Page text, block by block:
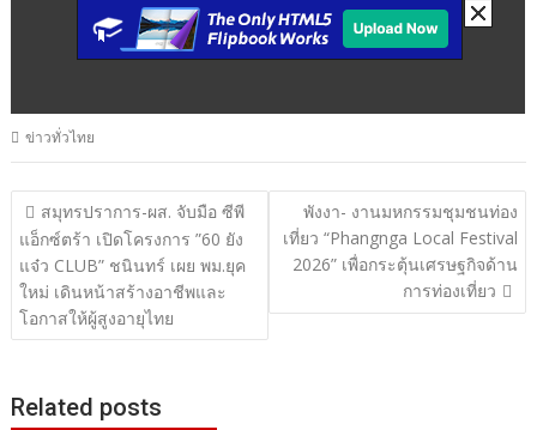
ข่าวทั่วไทย
แนะแนว
เรื่อง
สมุทรปราการ-ผส. จับมือ ซีพี
แอ็กซ์ตร้า เปิดโครงการ ”60 ยัง
แจ๋ว CLUB” ชนินทร์ เผย พม.ยุค
ใหม่ เดินหน้าสร้างอาชีพและ
โอกาสให้ผู้สูงอายุไทย
พังงา- งานมหกรรมชุมชนท่อง
เที่ยว “Phangnga Local Festival
2026” เพื่อกระตุ้นเศรษฐกิจด้าน
การท่องเที่ยว
Related posts